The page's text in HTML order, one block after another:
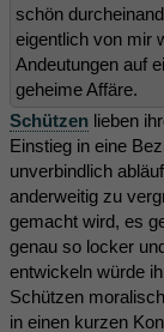
schön
eigentlich von mir
Andeutungen auf
geheime Affäre.
Schützen lieben
Einstieg in eine
unverbindlich
anderweitig zu
gemacht wird, es
genau so locker
entwickeln würde
Schützen
in einen kurzen